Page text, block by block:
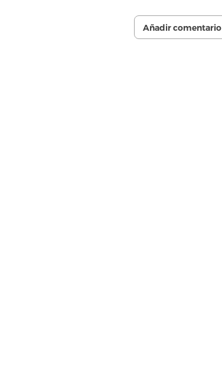
Añadir comentario